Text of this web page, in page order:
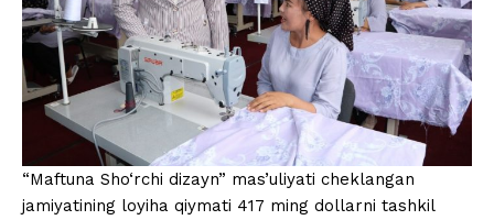
“Maftuna Sho‘rchi dizayn” mas’uliyati cheklangan
jamiyatining loyiha qiymati 417 ming dollarni tashkil